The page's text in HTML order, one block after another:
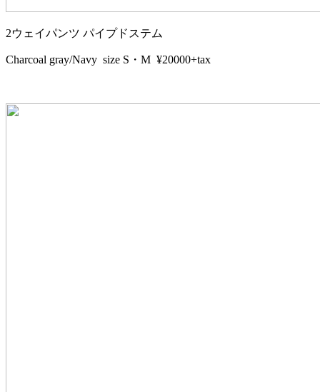
2ウェイパンツ パイプドステム
Charcoal gray/Navy size S・M ¥20000+tax